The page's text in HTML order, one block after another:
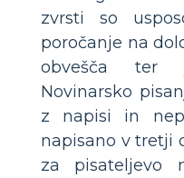
zvrsti so
poročanje na
obvešča ter
Novinarsko
z napisi in
napisano v tretji
za pisateljevo